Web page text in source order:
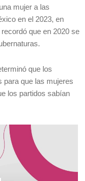
mujer a las
en el 2023, en
que en 2020 se
que los
para que las mujeres
los partidos sabían